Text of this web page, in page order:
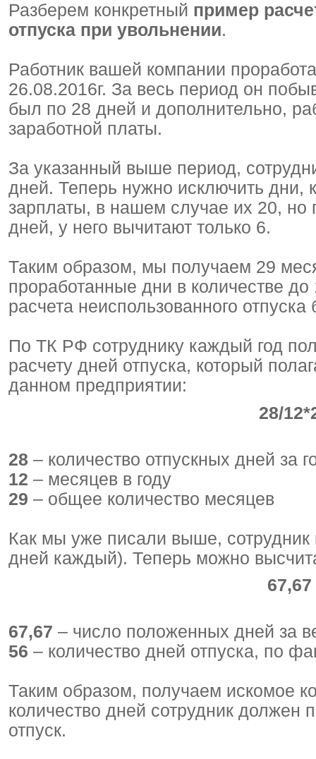
Разберем конкретный пример
отпуска при увольнении.
Работник вашей компании
26.08.2016г. За весь период он
был по 28 дней и дополнительно,
заработной платы.
За указанный выше период,
дней. Теперь нужно исключить дни,
зарплаты, в нашем случае их 20, но
дней, у него вычитают только 6.
Таким образом, мы получаем 29
проработанные дни в количестве до
расчета неиспользованного
По ТК РФ сотруднику каждый год
расчету дней отпуска, который
данном предприятии:
28/
28 – количество отпускных дней за
12 – месяцев в году
29 – общее количество месяцев
Как мы уже писали выше, сотрудник
дней каждый). Теперь можно
67,67 – число положенных дней за
56 – количество дней отпуска, по
Таким образом, получаем искомое
количество дней сотрудник должен
отпуск.